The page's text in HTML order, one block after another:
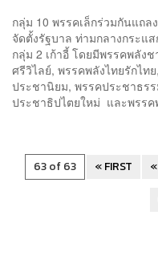
กลุ่ม 10 พรรคเล็กร่วมกันแถ
จัดตั้งรัฐบาล ท่ามกลางกระแ
กลุ่ม 2 เก้าอี้ โดยมีพรรคพลัง
ศรีวิไลย์, พรรคพลังไทยรักไท
ประชานิยม, พรรคประชาธร
ประชาธิปไตยใหม่ และพรรค
63 of 63 « FIRST «